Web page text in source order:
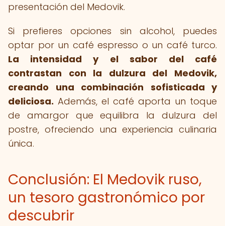
presentación del Medovik.
Si prefieres opciones sin alcohol, puedes
optar por un café espresso o un café turco.
La intensidad y el sabor del café
contrastan con la dulzura del Medovik,
creando una combinación sofisticada y
deliciosa. Además, el café aporta un toque
de amargor que equilibra la dulzura del
postre, ofreciendo una experiencia culinaria
única.
Conclusión: El Medovik ruso,
un tesoro gastronómico por
descubrir